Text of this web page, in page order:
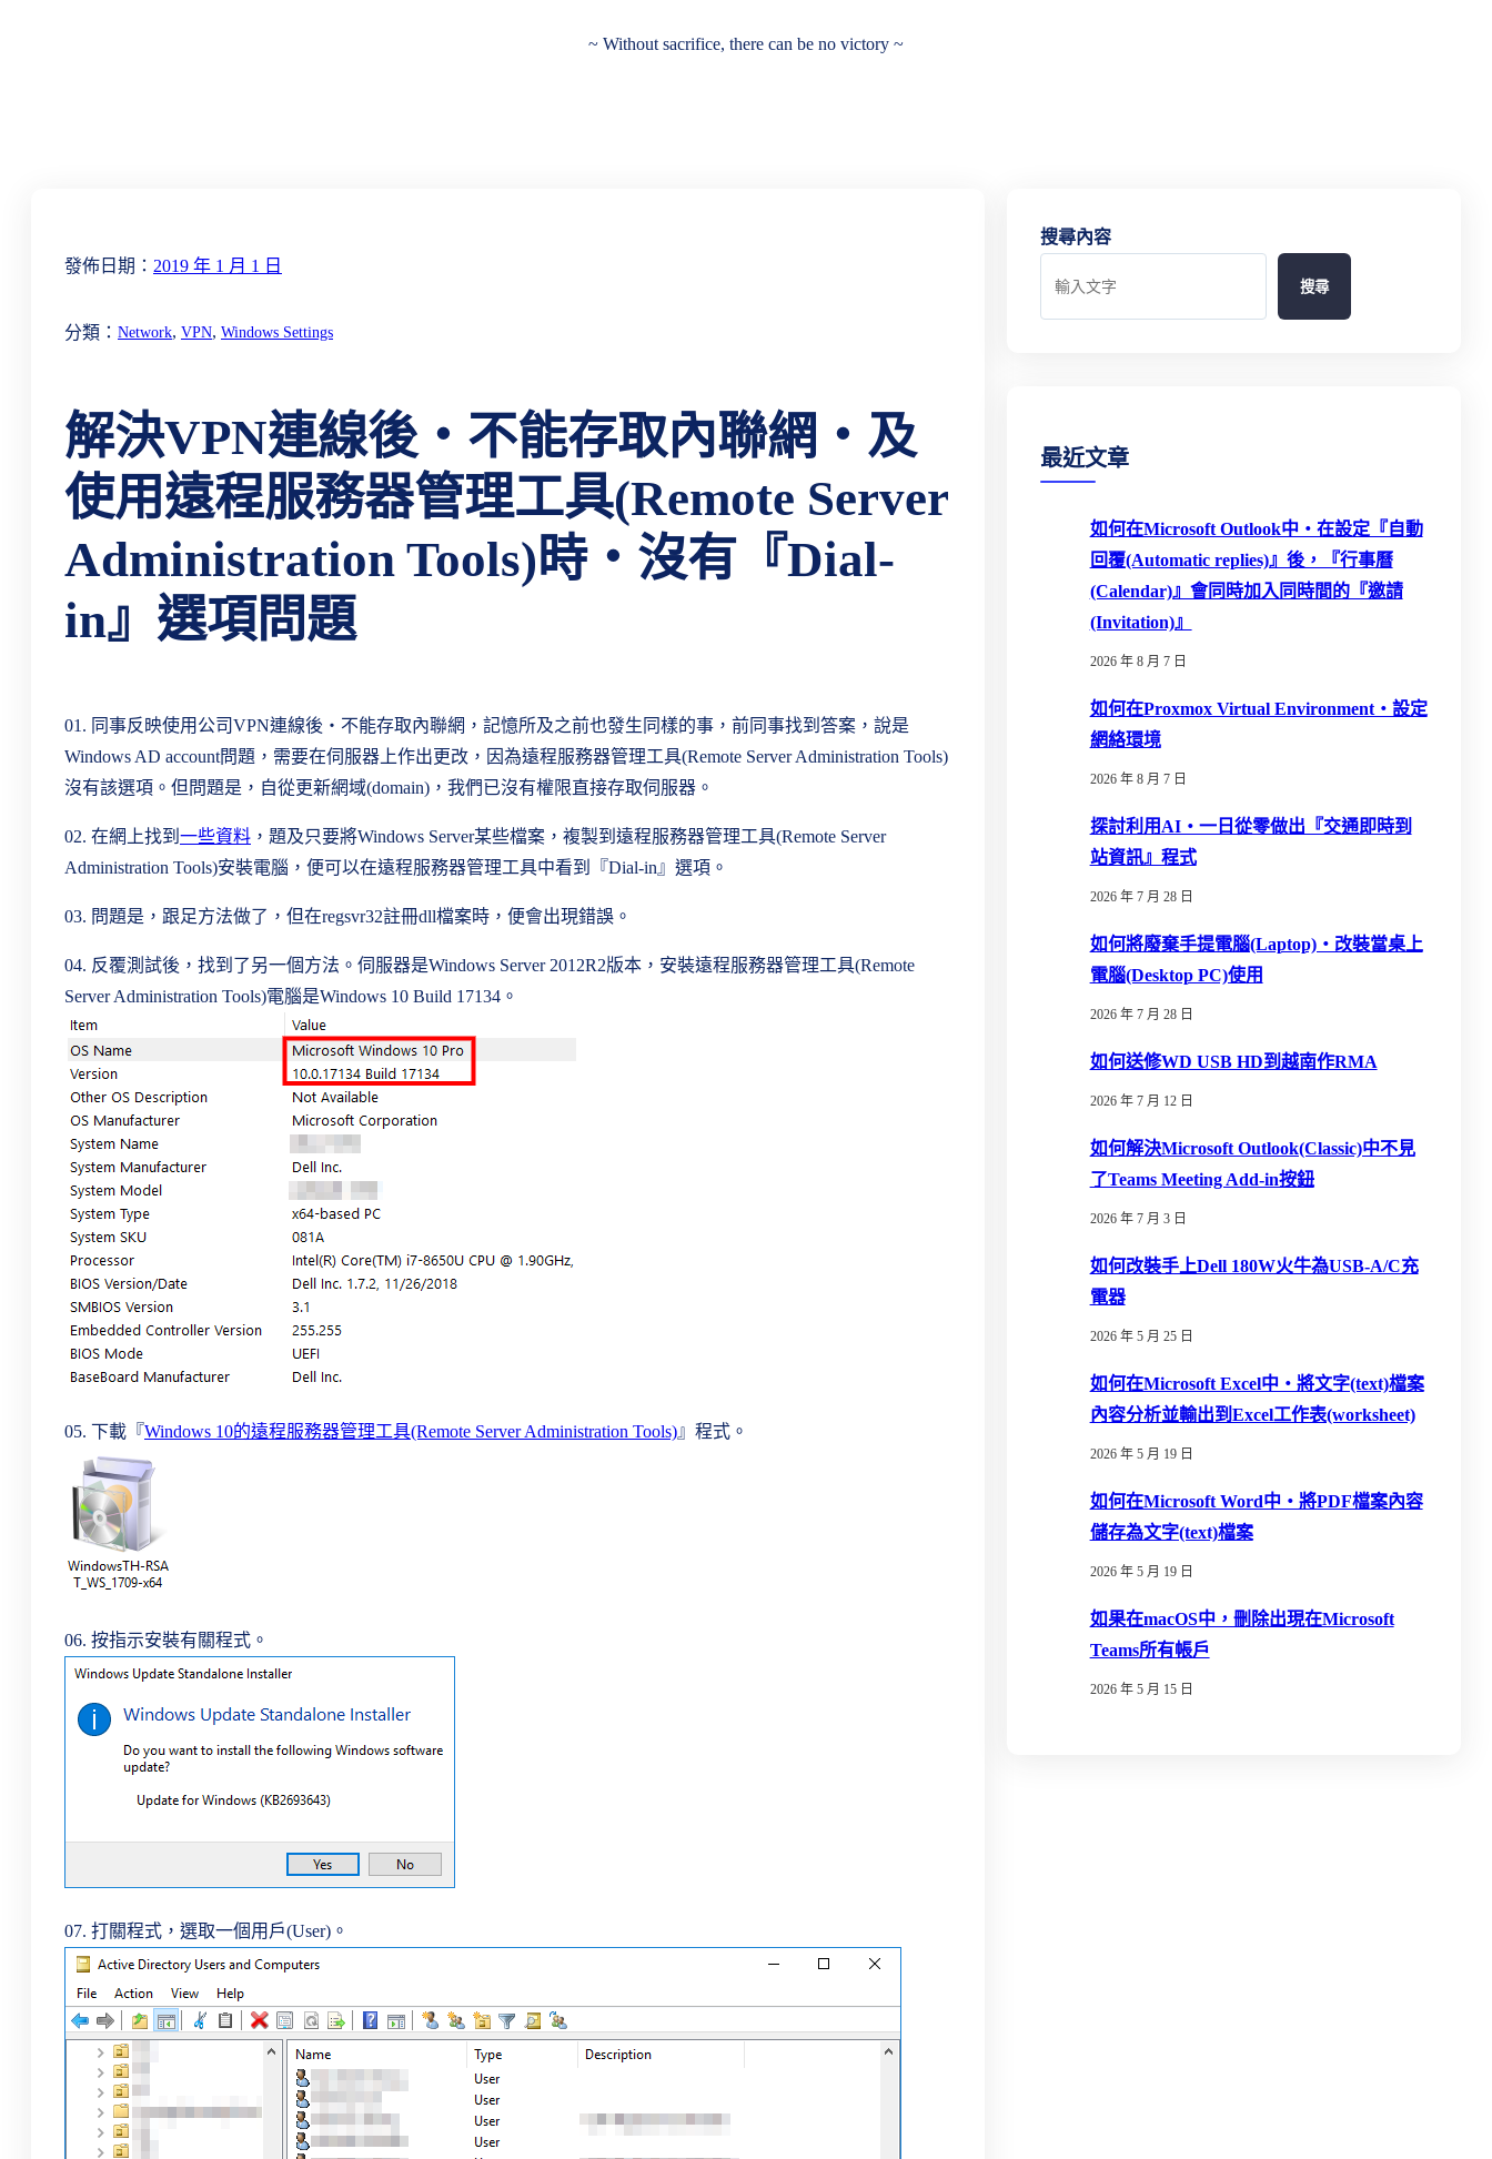
~ Without sacrifice, there can be no victory ~
發佈日期： 2019 年 1 月 1 日
分類： Network, VPN, Windows Settings
解決VPN連線後‧不能存取內聯網‧及
使用遠程服務器管理工具(Remote Server
Administration Tools)時‧沒有『Dial-
in』選項問題
01. 同事反映使用公司VPN連線後‧不能存取內聯網，記憶所及之前也發生同樣的事，前同事找到答案，說是
Windows AD account問題，需要在伺服器上作出更改，因為遠程服務器管理工具(Remote Server Administration Tools)
沒有該選項。但問題是，自從更新網域(domain)，我們已沒有權限直接存取伺服器。
02. 在網上找到 一些資料 ，題及只要將Windows Server某些檔案，複製到遠程服務器管理工具(Remote Server
Administration Tools)安裝電腦，便可以在遠程服務器管理工具中看到『Dial-in』選項。
03. 問題是，跟足方法做了，但在regsvr32註冊dll檔案時，便會出現錯誤。
04. 反覆測試後，找到了另一個方法。伺服器是Windows Server 2012R2版本，安裝遠程服務器管理工具(Remote
Server Administration Tools)電腦是Windows 10 Build 17134。
05. 下載『Windows 10的遠程服務器管理工具(Remote Server Administration Tools)』程式。
06. 按指示安裝有關程式。
07. 打關程式，選取一個用戶(User)。
搜尋內容
搜尋
最近文章
如何在Microsoft Outlook中‧在設定『自動
回覆(Automatic replies)』後，『行事曆
(Calendar)』會同時加入同時間的『邀請
(Invitation)』
2026 年 8 月 7 日
如何在Proxmox Virtual Environment‧設定
網絡環境
2026 年 8 月 7 日
探討利用AI‧一日從零做出『交通即時到
站資訊』程式
2026 年 7 月 28 日
如何將廢棄手提電腦(Laptop)‧改裝當桌上
電腦(Desktop PC)使用
2026 年 7 月 28 日
如何送修WD USB HD到越南作RMA
2026 年 7 月 12 日
如何解決Microsoft Outlook(Classic)中不見
了Teams Meeting Add-in按鈕
2026 年 7 月 3 日
如何改裝手上Dell 180W火牛為USB-A/C充
電器
2026 年 5 月 25 日
如何在Microsoft Excel中‧將文字(text)檔案
內容分析並輸出到Excel工作表(worksheet)
2026 年 5 月 19 日
如何在Microsoft Word中‧將PDF檔案內容
儲存為文字(text)檔案
2026 年 5 月 19 日
如果在macOS中，刪除出現在Microsoft
Teams所有帳戶
2026 年 5 月 15 日